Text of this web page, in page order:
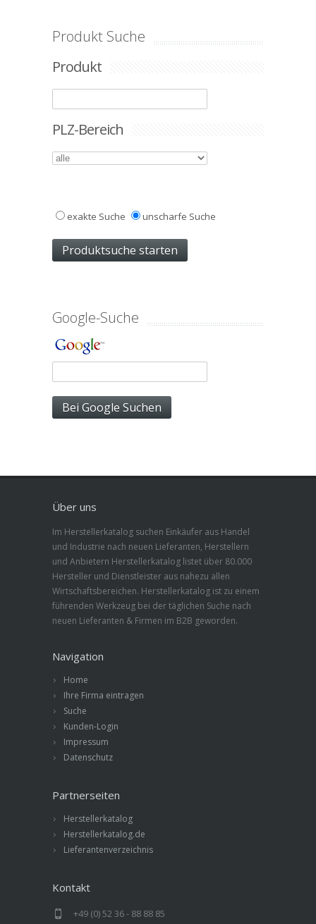
Produkt Suche
Produkt
PLZ-Bereich
exakte Suche unscharfe Suche
Google-Suche
Über uns
Im Herstellerkatalog suchen Einkäufer aus Handel
und Industrie nach neuen Lieferanten, Herstellern
und Anbietern Herstellerkatalog listet über 80.000
Hersteller und Dienstleister aus nahezu allen
Wirtschaftsbereichen. Herstellerkatalog ist zu einem
führenden Werkzeug bei der täglichen Suche nach
neuen Lieferanten & Firmen im B2B geworden.
Navigation
Home
Ihre Firma eintragen
Suche
Kunden-Login
Impressum
Datenschutz
Partnerseiten
Herstellerkatalog
Herstellerkatalog.de
Lieferantenverzeichnis
Kontakt
+49 (0) 52 36 - 88 88 85